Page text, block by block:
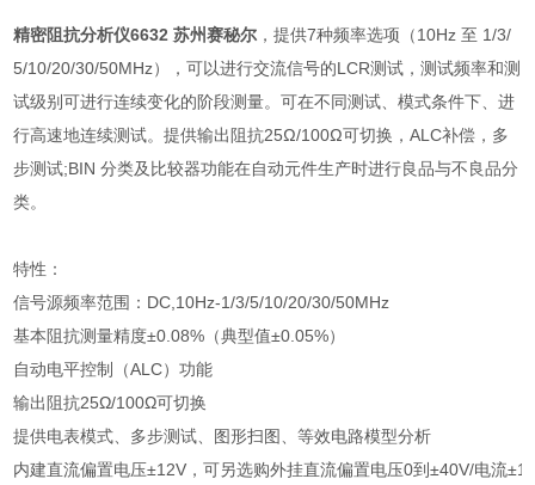
精密阻抗分析仪6632 苏州赛秘尔 ，提供7种频率选项（10Hz 至 1/3/
5/10/20/30/50MHz），可以进行交流信号的LCR测试，测试频率和测
试级别可进行连续变化的阶段测量。可在不同测试、模式条件下、进
行高速地连续测试。提供输出阻抗25Ω/100Ω可切换，ALC补偿，多
步测试;BIN 分类及比较器功能在自动元件生产时进行良品与不良品分
类。
特性：
信号源频率范围：DC,10Hz-1/3/5/10/20/30/50MHz
基本阻抗测量精度±0.08%（典型值±0.05%）
自动电平控制（ALC）功能
输出阻抗25Ω/100Ω可切换
提供电表模式、多步测试、图形扫图、等效电路模型分析
内建直流偏置电压±12V，可另选购外挂直流偏置电压0到±40V/电流